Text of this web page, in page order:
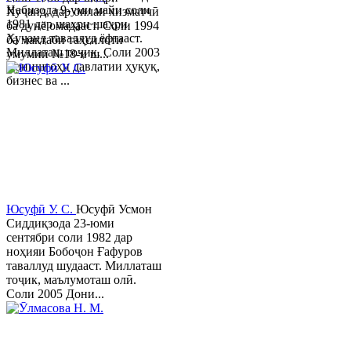
Набизода 9-уми майи соли
1981 дар шаҳри шаҳри
Хуҷанд таваллуд ёфтааст.
Миллаташ тоҷик. Соли 2003
Донишгоҳи давлатии ҳуқуқ,
бизнес ва ...
Хуҷанд, дар оилаи хизматчӣ
ба дунё омадааст. Соли 1994
ба мактаби таҳсилоти
умумии №18-и ш...
Юсуфӣ У. C. Юсуфӣ Усмон
Сиддиқзода 23-юми
сентябри соли 1982 дар
ноҳияи Бобоҷон Ғафуров
таваллуд шудааст. Миллаташ
тоҷик, маълумоташ олӣ.
Соли 2005 Дони...